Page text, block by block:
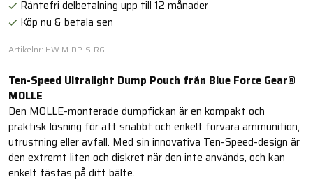
Räntefri delbetalning upp till 12 månader
Köp nu & betala sen
Artikelnr: HW-M-DP-S-RG
Ten-Speed Ultralight Dump Pouch från Blue Force Gear®
MOLLE
Den MOLLE-monterade dumpfickan är en kompakt och
praktisk lösning för att snabbt och enkelt förvara ammunition,
utrustning eller avfall. Med sin innovativa Ten-Speed-design är
den extremt liten och diskret när den inte används, och kan
enkelt fästas på ditt bälte.